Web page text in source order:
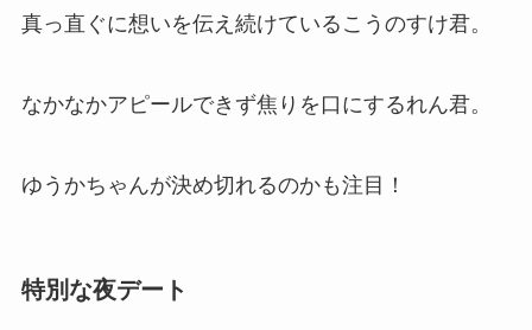
真っ直ぐに想いを伝え続けているこうのすけ君。
なかなかアピールできず焦りを口にするれん君。
ゆうかちゃんが決め切れるのかも注目！
特別な夜デート